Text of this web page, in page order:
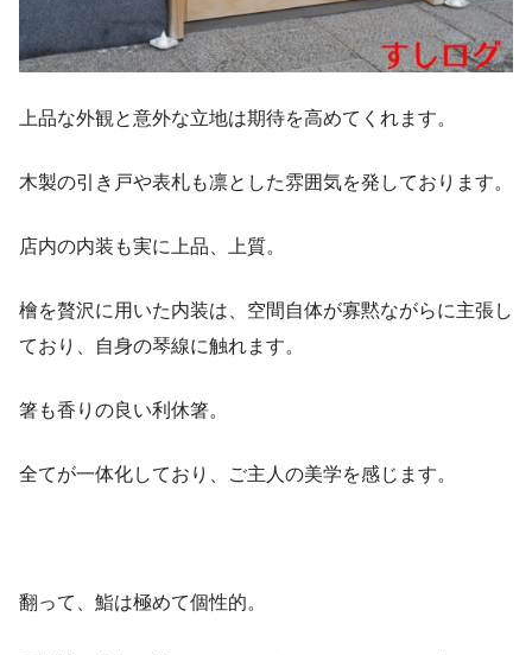
上品な外観と意外な立地は期待を高めてくれます。
木製の引き戸や表札も凛とした雰囲気を発しております。
店内の内装も実に上品、上質。
檜を贅沢に用いた内装は、空間自体が寡黙ながらに主張し
ており、自身の琴線に触れます。
箸も香りの良い利休箸。
全てが一体化しており、ご主人の美学を感じます。
翻って、鮨は極めて個性的。